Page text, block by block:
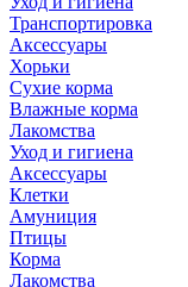
Транспортировка
Аксессуары
Хорьки
Сухие корма
Влажные корма
Лакомства
Уход и гигиена
Аксессуары
Клетки
Амуниция
Птицы
Корма
Лакомства